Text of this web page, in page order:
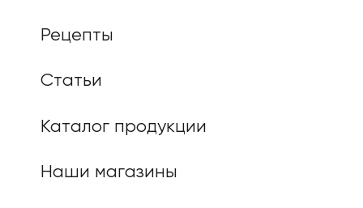
Рецепты
Статьи
Каталог продукции
Наши магазины